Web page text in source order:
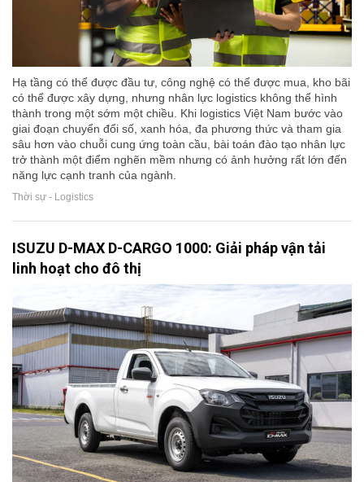
Hạ tầng có thể được đầu tư, công nghệ có thể được mua, kho bãi
có thể được xây dựng, nhưng nhân lực logistics không thể hình
thành trong một sớm một chiều. Khi logistics Việt Nam bước vào
giai đoạn chuyển đổi số, xanh hóa, đa phương thức và tham gia
sâu hơn vào chuỗi cung ứng toàn cầu, bài toán đào tạo nhân lực
trở thành một điểm nghẽn mềm nhưng có ảnh hưởng rất lớn đến
năng lực cạnh tranh của ngành.
Thời sự - Logistics
ISUZU D-MAX D-CARGO 1000: Giải pháp vận tải
linh hoạt cho đô thị